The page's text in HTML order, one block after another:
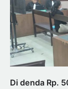
Di denda Rp.